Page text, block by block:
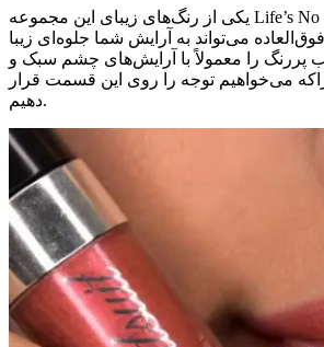
یکی از رنگ‌های زیبای این مجموعه Life’s No Pink-nic است که با
می‌تواند به آرایش شما جلوه‌ای زیبا
پررنگ را معمولاً با آرایش‌های چشم سبک و
می‌خواهیم توجه را روی این قسمت قرار
دهیم.